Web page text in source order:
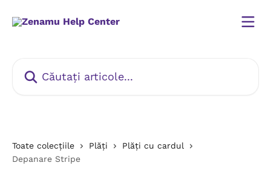
Toate colecțiile Plăți
Plăți cu cardul
Depanare Stripe